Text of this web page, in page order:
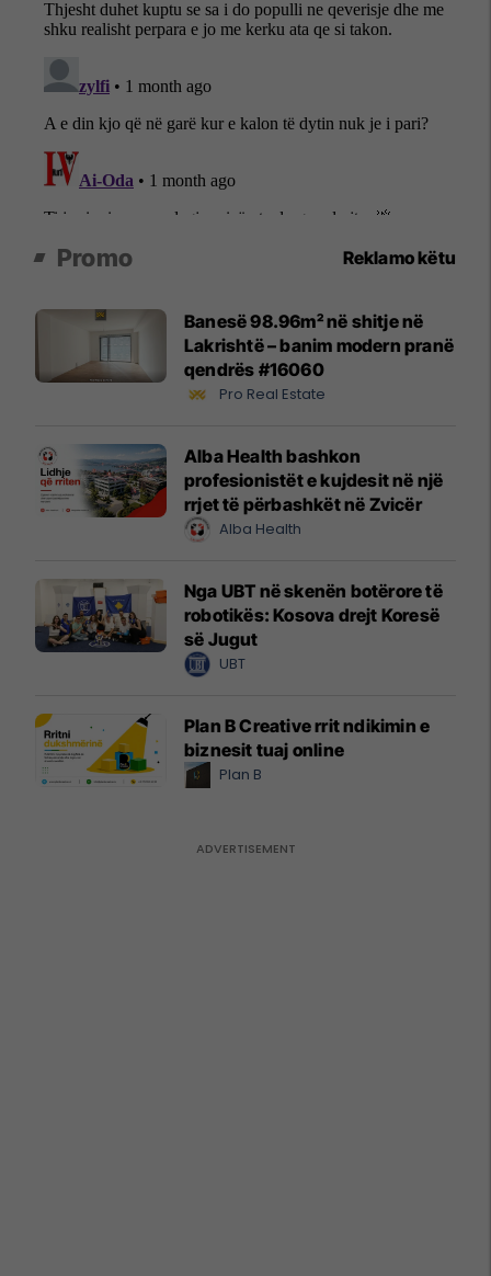
Promo Reklamo këtu
Banesë 98.96m² në shitje në
Lakrishtë – banim modern pranë
qendrës #16060
Pro Real Estate
Alba Health bashkon
profesionistët e kujdesit në një
rrjet të përbashkët në Zvicër
Alba Health
Nga UBT në skenën botërore të
robotikës: Kosova drejt Koresë
së Jugut
UBT
Plan B Creative rrit ndikimin e
biznesit tuaj online
Plan B